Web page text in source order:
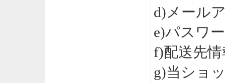
d)メール
e)パスワ
f)配送先情
g)当ショ